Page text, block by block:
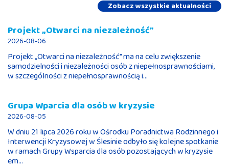
Zobacz wszystkie aktualności
Projekt „Otwarci na niezależność”
2026-08-06
Projekt „Otwarci na niezależność” ma na celu zwiększenie
samodzielności i niezależności osób z niepełnosprawnościami,
w szczególności z niepełnosprawnością i...
Grupa Wparcia dla osób w kryzysie
2026-08-05
W dniu 21 lipca 2026 roku w Ośrodku Poradnictwa Rodzinnego i
Interwencji Kryzysowej w Ślesinie odbyło się kolejne spotkanie
w ramach Grupy Wsparcia dla osób pozostających w kryzysie
em...